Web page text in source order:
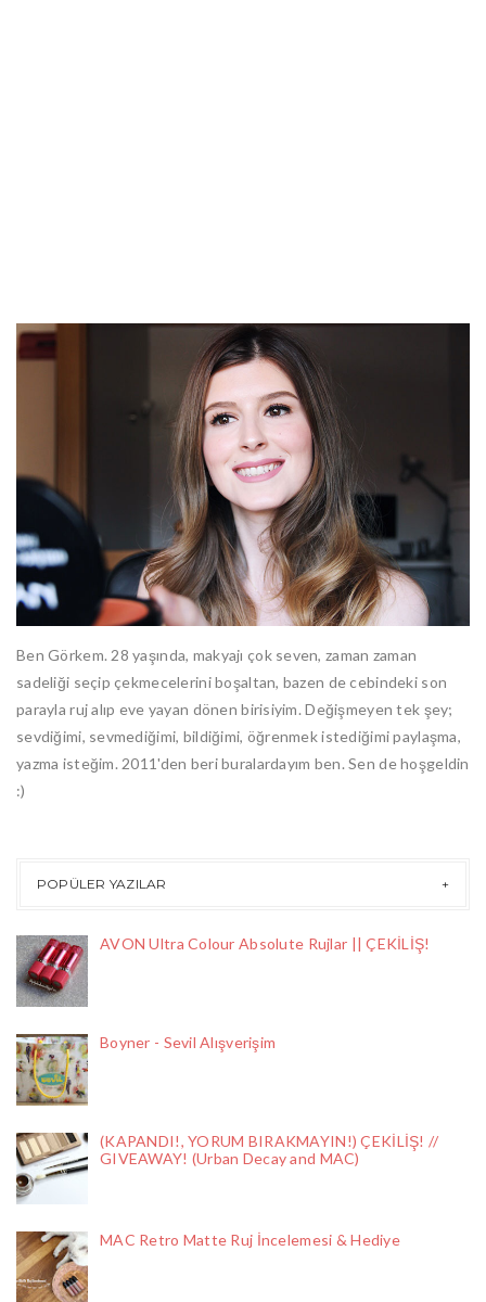
Ben Görkem. 28 yaşında, makyajı çok seven, zaman zaman
sadeliği seçip çekmecelerini boşaltan, bazen de cebindeki son
parayla ruj alıp eve yayan dönen birisiyim. Değişmeyen tek şey;
sevdiğimi, sevmediğimi, bildiğimi, öğrenmek istediğimi paylaşma,
yazma isteğim. 2011'den beri buralardayım ben. Sen de hoşgeldin
:)
POPÜLER YAZILAR
AVON Ultra Colour Absolute Rujlar || ÇEKİLİŞ!
Boyner - Sevil Alışverişim
(KAPANDI!, YORUM BIRAKMAYIN!) ÇEKİLİŞ! //
GIVEAWAY! (Urban Decay and MAC)
MAC Retro Matte Ruj İncelemesi & Hediye